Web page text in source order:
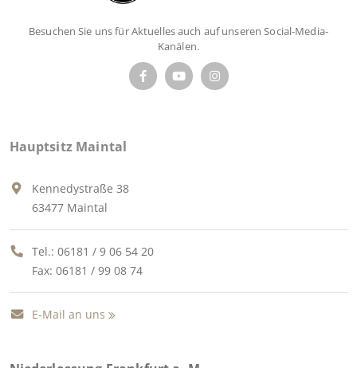
Besuchen Sie uns für Aktuelles auch auf unseren Social-Media-
Kanälen.
Hauptsitz Maintal
Kennedystraße 38
63477 Maintal
Tel.: 06181 / 9 06 54 20
Fax: 06181 / 99 08 74
E-Mail an uns